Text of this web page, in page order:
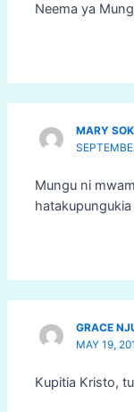
Neema ya
MARY
Mungu ni
hatakupungukia
GRACE
MAY 19,
Kupitia Kristo,